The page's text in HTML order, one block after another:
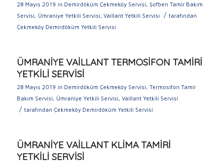
28 Mayıs 2019 in Demirdöküm Çekmeköy Servisi, Şofben Tamir Bakım
Servisi, Ümraniye Yetkili Servisi, Vaillant Yetkili Servisi / tarafından
Çekmeköy Demirdöküm Yetkili Servisi
ÜMRANİYE VAİLLANT TERMOSİFON TAMİRİ
YETKİLİ SERVİSİ
28 Mayıs 2019 in Demirdöküm Çekmeköy Servisi, Termosifon Tamir
Bakım Servisi, Ümraniye Yetkili Servisi, Vaillant Yetkili Servisi
/ tarafından Çekmeköy Demirdöküm Yetkili Servisi
ÜMRANİYE VAİLLANT KLİMA TAMİRİ
YETKİLİ SERVİSİ